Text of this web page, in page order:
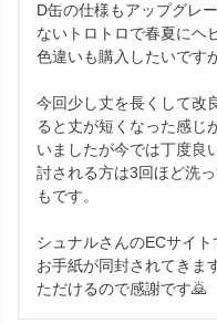
D缶の仕様もアップグレ
ないトロトロで春夏にヘ
色違いも購入したいです
今回少し丈を長くして改
ると丈が短くなった感じ
いましたが今では丁度良
討される方は3回ほど洗
もです。
シュナルさんのECサイ
お手紙が同封されてきま
ただけるので感謝です🙇